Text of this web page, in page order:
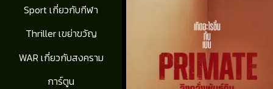
Sport เกี่ยวกับกีฬา
Thriller เขย่าขวัญ
WAR เกี่ยวกับสงคราม
การ์ตูน